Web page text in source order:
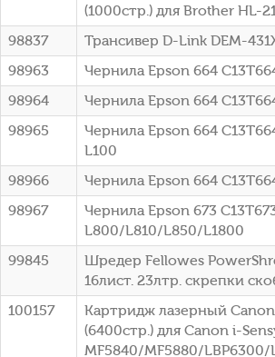
(1000стр.) для Brother HL-
98837
Трансивер D-Link DEM-
98963
Чернила Epson 664
98964
Чернила Epson 664
98965
Чернила Epson 664
L100
98966
Чернила Epson 664
98967
Чернила Epson 673
L800/L810/L850/L1800
99845
Шредер Fellowes
16лист. 23лтр. скрепки
100157
Картридж лазерный
(6400стр.) для Canon i-
MF5840/MF5880/LBP6300/